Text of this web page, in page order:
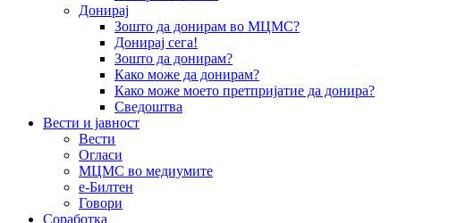
Донирај
Зошто да донирам во МЦМС?
Донирај сега!
Зошто да донирам?
Како може да донирам?
Како може моето претпријатие да донира?
Сведоштва
Вести и јавност
Вести
Огласи
МЦМС во медиумите
е-Билтен
Говори
Соработка